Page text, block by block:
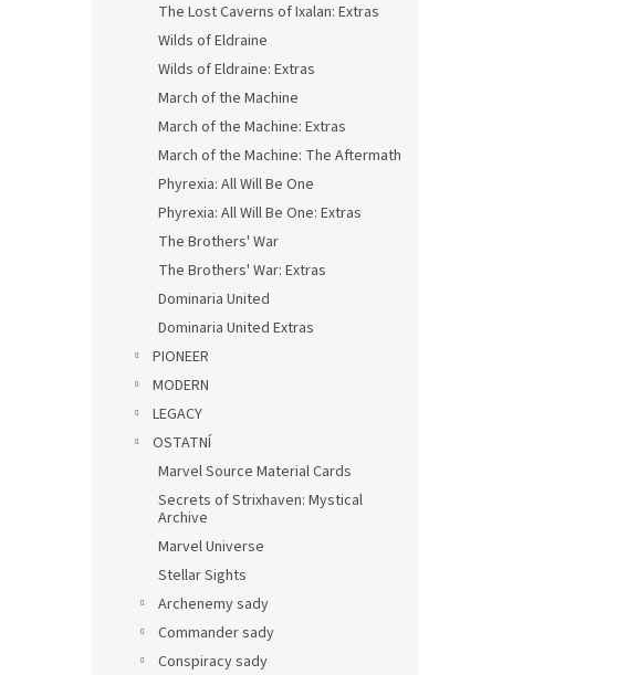
The Lost Caverns of Ixalan: Extras
Wilds of Eldraine
Wilds of Eldraine: Extras
March of the Machine
March of the Machine: Extras
March of the Machine: The Aftermath
Phyrexia: All Will Be One
Phyrexia: All Will Be One: Extras
The Brothers' War
The Brothers' War: Extras
Dominaria United
Dominaria United Extras
PIONEER
MODERN
LEGACY
OSTATNÍ
Marvel Source Material Cards
Secrets of Strixhaven: Mystical
Archive
Marvel Universe
Stellar Sights
Archenemy sady
Commander sady
Conspiracy sady